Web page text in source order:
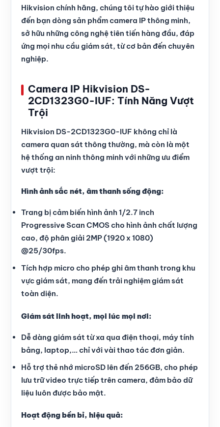
Hikvision chính hãng, chúng tôi tự hào giới thiệu
đến bạn dòng sản phẩm camera IP thông minh,
sở hữu những công nghệ tiên tiến hàng đầu, đáp
ứng mọi nhu cầu giám sát, từ cơ bản đến chuyên
nghiệp.
Camera IP Hikvision DS-
2CD1323G0-IUF: Tính Năng Vượt
Trội
Hikvision DS-2CD1323G0-IUF không chỉ là
camera quan sát thông thường, mà còn là một
hệ thống an ninh thông minh với những ưu điểm
vượt trội:
Hình ảnh sắc nét, âm thanh sống động:
Trang bị cảm biến hình ảnh 1/2.7 inch
Progressive Scan CMOS cho hình ảnh chất lượng
cao, độ phân giải 2MP (1920 x 1080)
@25/30fps.
Tích hợp micro cho phép ghi âm thanh trong khu
vực giám sát, mang đến trải nghiệm giám sát
toàn diện.
Giám sát linh hoạt, mọi lúc mọi nơi:
Dễ dàng giám sát từ xa qua điện thoại, máy tính
bảng, laptop,… chỉ với vài thao tác đơn giản.
Hỗ trợ thẻ nhớ microSD lên đến 256GB, cho phép
lưu trữ video trực tiếp trên camera, đảm bảo dữ
liệu luôn được bảo mật.
Hoạt động bền bỉ, hiệu quả: